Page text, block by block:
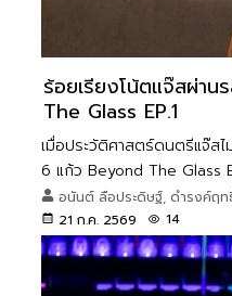
ร้อยเรียงโน้ตแจ๊สผ่าน
The Glass EP.1
เมื่อประวัติศาสตร์ดนตรีแจ๊ส
6 แก้ว Beyond The Glass
วิส พร้อมพิสูจน์ว่าการเรียนรู้
ในคราวเดียว
อนันต์ ลือประดิษฐ์, ดำรงค์ฤ
21 ก.ค. 2569
14